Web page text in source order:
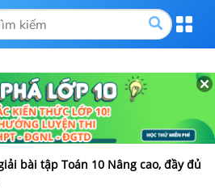
bài tập Toán 10 Nâng cao, đầy đủ